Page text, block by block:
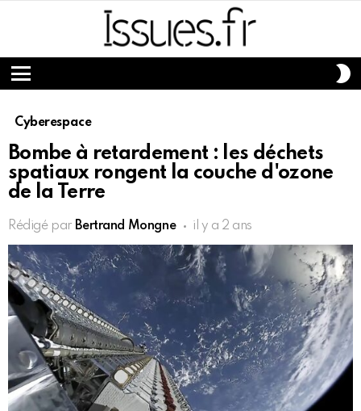
Menu
Cyberespace
Bombe à retardement : les déchets
spatiaux rongent la couche d'ozone
de la Terre
Rédigé par Bertrand Mongne il y a 2 ans